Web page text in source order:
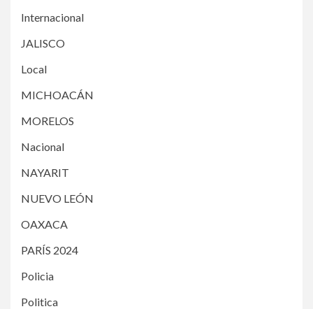
Internacional
JALISCO
Local
MICHOACÁN
MORELOS
Nacional
NAYARIT
NUEVO LEÓN
OAXACA
PARÍS 2024
Policia
Politica